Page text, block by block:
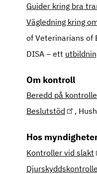
Guider kring bra
Vägledning kring
of Veterinarians of
DISA – ett
Om kontroll
Beredd på
Beslutstöd
,
Hos
Kontroller vid slakt